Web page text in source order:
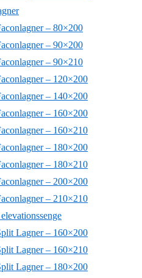
– 80×200
– 90×200
– 90×210
– 120×200
– 140×200
– 160×200
– 160×210
– 180×200
– 180×210
– 200×200
– 210×210
Lagner – 160×200
Lagner – 160×210
Lagner – 180×200